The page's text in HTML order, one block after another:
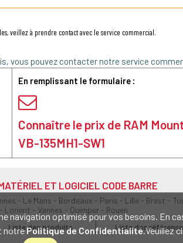
navigation optimisé pour vos besoins. En
notrePolitique de Confidentialité.Veuillez
veillez à prendre contact avec le service commercial.
vous pouvez contacter notre service
En remplissant le formulaire :
Connaître le prix de RAM
VB-135MH1-SW1
ET LOGICIEL CODE BARRE
- Le Mans - Bordeaux - Paris - Lille - Brest -
Lorient - Vannes - Quimper - Rouen
Liste des produits Liste des